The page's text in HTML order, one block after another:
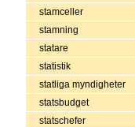
stamceller
stamning
statare
statistik
statliga myndigheter
statsbudget
statschefer